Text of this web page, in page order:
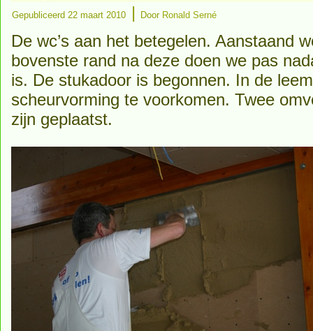
Gepubliceerd 22 maart 2010 | Door Ronald Serné
De wc’s aan het betegelen. Aanstaand
bovenste rand na deze doen we pas
is. De stukadoor is begonnen. In de
scheurvorming te voorkomen. Twee
zijn geplaatst.